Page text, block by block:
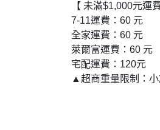
【 未滿$1,000元運費
7-11運費：60 元
全家運費：60 元
萊爾富運費：60 元
宅配運費：120元
▲超商重量限制：